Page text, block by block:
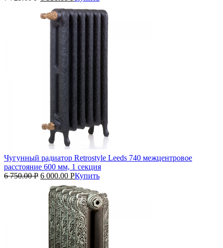
Чугунный радиатор Retrostyle Leeds 740 межцентровое
расстояние 600 мм, 1 секция
6 750.00Р 6 000.00 РКупить